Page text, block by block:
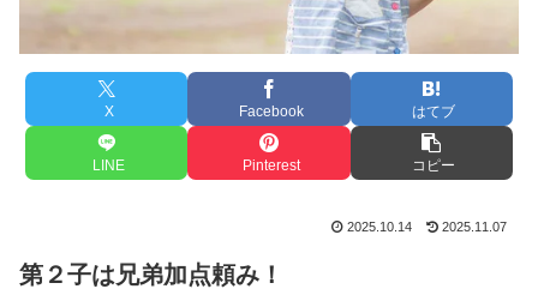
X Facebook はてブ
LINE Pinterest コピー
2025.10.14 2025.11.07
第２子は兄弟加点頼み！